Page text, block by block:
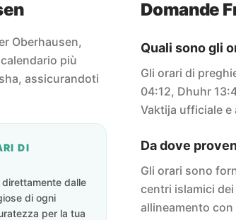
Oberhausen,
più
assicurandoti
DI
dalle
di ogni
per la tua
Domande
Quali sono gli
Gli orari di
04:12, Dhuhr
Vaktija ufficiale e
Da dove
Gli orari sono
centri islamici
allineamento